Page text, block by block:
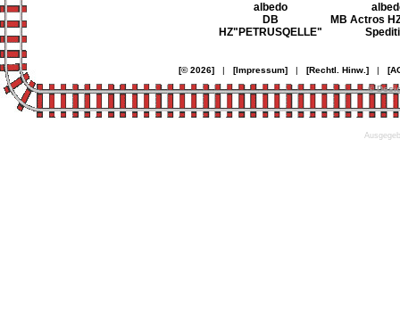
albedo
DB
HZ"PETRUSQELLE"
MB Actros
[© 2026]| [Impressum]| [Rechtl. Hinw.]|
©